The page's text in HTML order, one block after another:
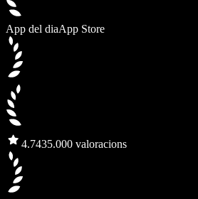
App del diaApp Store
4.7435.000 valoracions